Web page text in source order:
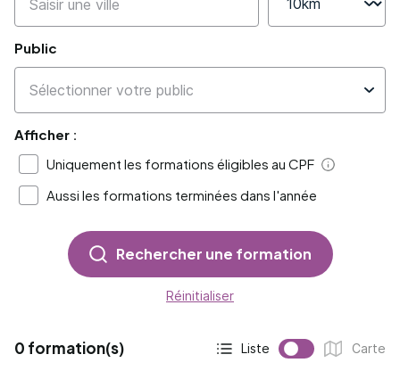
Public
Afficher :
Uniquement les formations éligibles au CPF
Aide
Aussi les formations terminées dans l'année
Rechercher une formation
Réinitialiser
0 formation(s)
Affichage actif :
Liste
Affichage :
Carte